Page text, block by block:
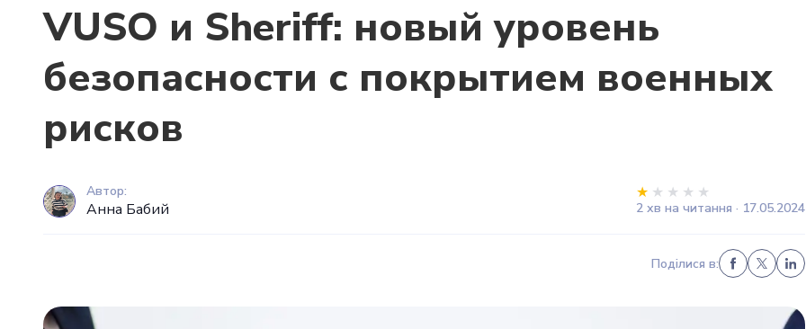
VUSO и Sheriff: новый уровень
безопасности с покрытием военных
рисков
Автор:
Анна Бабий 2 хв на читання · 17.05.2024
Поділися в: